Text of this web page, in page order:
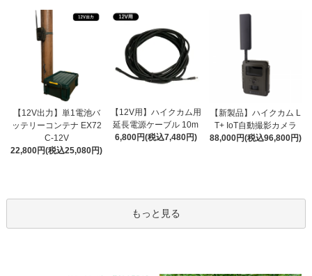
【12V出力】単1電池バ
ッテリーコンテナ EX72
C-12V
22,800円(税込25,080円)
【12V用】ハイクカム用
延長電源ケーブル 10m
6,800円(税込7,480円)
【新製品】ハイクカム L
T+ IoT自動撮影カメラ
88,000円(税込96,800円)
もっと見る